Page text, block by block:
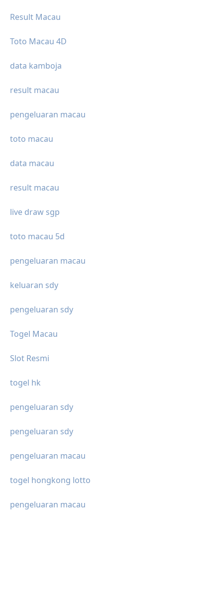
Result Macau
Toto Macau 4D
data kamboja
result macau
pengeluaran macau
toto macau
data macau
result macau
live draw sgp
toto macau 5d
pengeluaran macau
keluaran sdy
pengeluaran sdy
Togel Macau
Slot Resmi
togel hk
pengeluaran sdy
pengeluaran sdy
pengeluaran macau
togel hongkong lotto
pengeluaran macau